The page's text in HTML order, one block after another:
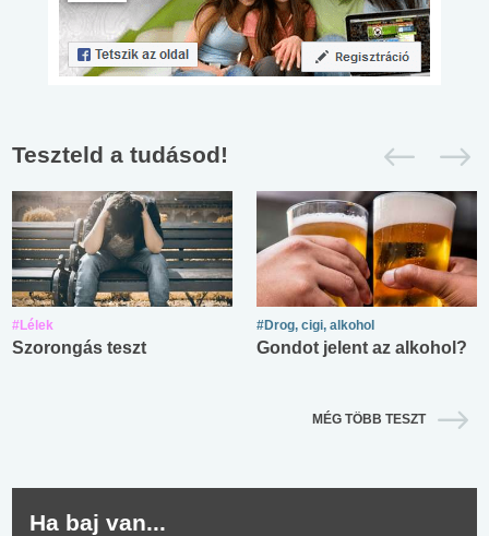
Teszteld a tudásod!
#Lélek
Szorongás teszt
#Drog, cigi, alkohol
Gondot jelent az alkohol?
MÉG TÖBB TESZT
Ha baj van...